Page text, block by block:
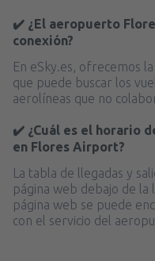
✔️ ¿El aeropuerto
conexión?
En eSky.es, ofrecemos
que puede buscar los
aerolíneas que no
✔️ ¿Cuál es el horario
en Flores Airport?
La tabla de llegadas y
página web debajo de la
página web se puede
con el servicio del